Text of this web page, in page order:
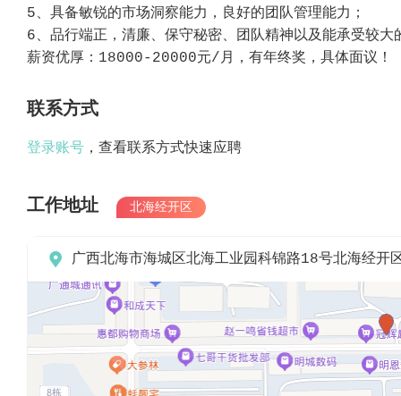
5、具备敏锐的市场洞察能力，良好的团队管理能力；
6、品行端正，清廉、保守秘密、团队精神以及能承受较大
薪资优厚：18000-20000元/月，有年终奖，具体面议！
联系方式
登录账号 ，查看联系方式快速应聘
工作地址 北海经开区
 广西北海市海城区北海工业园科锦路18号北海经开